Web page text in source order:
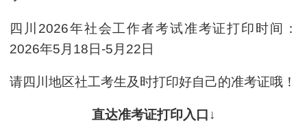
四川2026年社会工作者考试准考证打印时间：
2026年5月18日-5月22日
请四川地区社工考生及时打印好自己的准考证哦！
直达准考证打印入口↓